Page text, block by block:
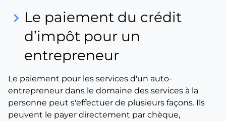
keyboard_arrow_right Le paiement du crédit
d’impôt pour un
entrepreneur
Le paiement pour les services d'un auto-
entrepreneur dans le domaine des services à la
personne peut s'effectuer de plusieurs façons. Ils
peuvent le payer directement par chèque,